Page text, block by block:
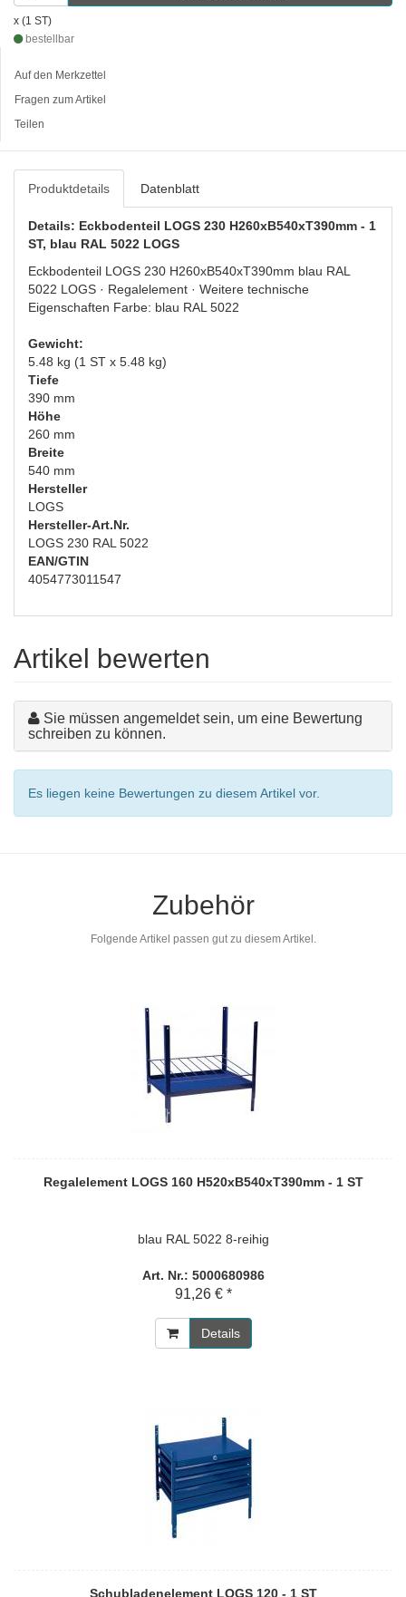
x (1 ST)
bestellbar
Auf den Merkzettel
Fragen zum Artikel
Teilen
Produktdetails Datenblatt
Details: Eckbodenteil LOGS 230 H260xB540xT390mm - 1
ST, blau RAL 5022 LOGS
Eckbodenteil LOGS 230 H260xB540xT390mm blau RAL
5022 LOGS · Regalelement · Weitere technische
Eigenschaften Farbe: blau RAL 5022
Gewicht:
5.48 kg (1 ST x 5.48 kg)
Tiefe
390 mm
Höhe
260 mm
Breite
540 mm
Hersteller
LOGS
Hersteller-Art.Nr.
LOGS 230 RAL 5022
EAN/GTIN
4054773011547
Artikel bewerten
Sie müssen angemeldet sein, um eine Bewertung
schreiben zu können.
Es liegen keine Bewertungen zu diesem Artikel vor.
Zubehör
Folgende Artikel passen gut zu diesem Artikel.
Regalelement LOGS 160 H520xB540xT390mm - 1 ST
blau RAL 5022 8-reihig
Art. Nr.: 5000680986
91,26 € *
Details
Schubladenelement LOGS 120 - 1 ST